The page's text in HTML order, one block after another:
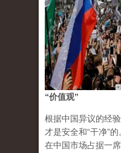
“价值观”
根据中国异议的经
才是安全和“干净”
在中国市场占据一